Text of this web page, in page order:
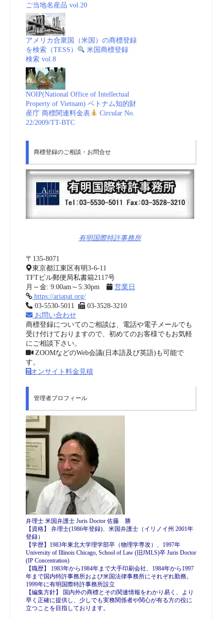
ご当地名産品 vol.20
アメリカ合衆国（米国）の商標登録
を検索（TESS）
米国商標登録
検索 vol.8
NOIP(National Office of Intellectual
Property of Vietnam) ベトナム知的財
産庁 商標関連料金表
Circular No.
22/2009/TT-BTC
商標登録のご相談・お問合せ
有明国際特許事務所
〒135-8071
東京都江東区有明3-6-11
TFTビル郵便局私書箱2117号
月～金: 9:00am～5:30pm
営業日
https://ariapat.org/
03-5530-5011
03-3528-3210
お問い合わせ
商標登録についてのご相談は、電話や電子メールでも
受け付けておりますので、初めてのお客様でもお気軽
にご相談下さい。
ZOOMなどのWeb会議(日本語及び英語)も可能で
す。
オンサイト料金見積
管理者プロフィール
弁理士 米国弁護士 Juris Doctor 佐藤 勝
【資格】 弁理士(1986年登録)、米国弁護士（イリノイ州 2001年
登録）
【学歴】1983年東北大学理学部卒（物理学専攻）、1997年
University of Illinois Chicago, School of Law (旧JMLS)卒 Juris Doctor
(IP Concentration)
【職歴】 1983年から1984年まで大手印刷会社、1984年から1997
年まで国内特許事務所および米国法律事務所にそれぞれ勤務。
1999年に有明国際特許事務所設立
【編集方針】 国内外の商標とその関連情報をわかり易く、より
早く正確に提供し、少しでも実務関係者や関心が有る方の役に
立つことを目指しております。